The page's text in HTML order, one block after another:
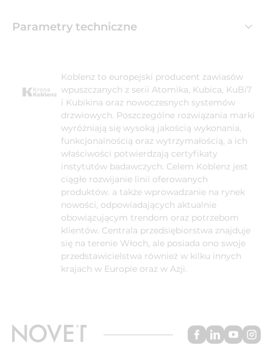
Parametry techniczne
Koblenz to europejski producent zawiasów
wpuszczanych z serii Atomika, Kubica, KuBi7
i Kubikina oraz nowoczesnych systemów
drzwiowych. Poszczególne rozwiązania marki
wyróżniają się wysoką jakością wykonania,
funkcjonalnością oraz wytrzymałością, a ich
właściwości potwierdzają certyfikaty
instytutów badawczych. Celem Koblenz jest
ciągłe rozwijanie linii oferowanych
produktów. a także wprowadzanie na rynek
nowości, odpowiadających aktualnie
obowiązującym trendom oraz potrzebom
klientów. Centrala przedsiębiorstwa znajduje
się na terenie Włoch, ale posiada ono swoje
przedstawicielstwa również w kilku innych
krajach w Europie oraz w Azji.